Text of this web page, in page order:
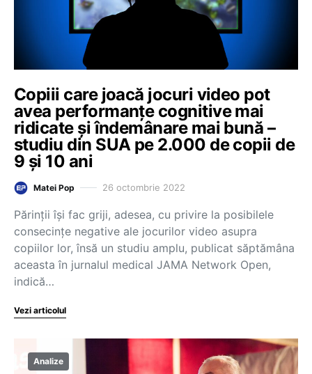
Copiii care joacă jocuri video pot
avea performanțe cognitive mai
ridicate și îndemânare mai bună –
studiu din SUA pe 2.000 de copii de
9 și 10 ani
Matei Pop 26 octombrie 2022
Părinţii îşi fac griji, adesea, cu privire la posibilele
consecinţe negative ale jocurilor video asupra
copiilor lor, însă un studiu amplu, publicat săptămâna
aceasta în jurnalul medical JAMA Network Open,
indică…
Vezi articolul
Analize